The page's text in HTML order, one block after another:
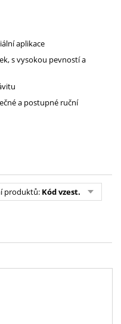
aplikace
s vysokou pevností a
a postupné ruční
produktů: Kód vzest.